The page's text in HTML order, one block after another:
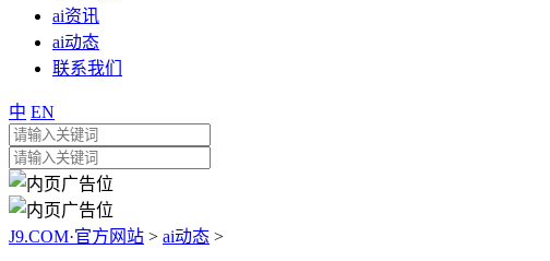
ai资讯
ai动态
联系我们
中 EN
J9.COM·官方网站 > ai动态 >